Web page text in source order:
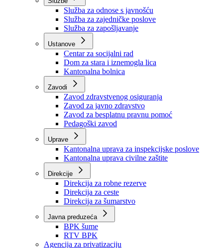
Organizacije
Službe
Služba za odnose s javnošću
Služba za zajedničke poslove
Služba za zapošljavanje
Ustanove
Centar za socijalni rad
Dom za stara i iznemogla lica
Kantonalna bolnica
Zavodi
Zavod zdravstvenog osiguranja
Zavod za javno zdravstvo
Zavod za besplatnu pravnu pomoć
Pedagoški zavod
Kantonalna uprava za inspekcijske poslove
Kantonalna uprava civilne zaštite
Direkcije
Direkcija za robne rezerve
Direkcija za ceste
Direkcija za šumarstvo
Javna preduzeća